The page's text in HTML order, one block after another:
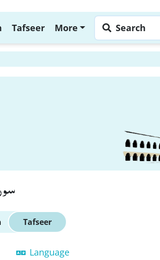
Tafseer More Search
Tafseer
Language